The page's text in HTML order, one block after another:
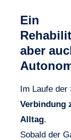
Ein
aber
Im Laufe
Verbindung
Alltag.
Sobald der